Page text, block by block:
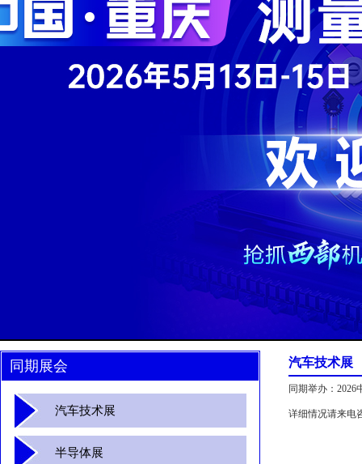
同期展会
汽车技术展
半导体展
汽车技术展
同期举办：
详细情况请来电